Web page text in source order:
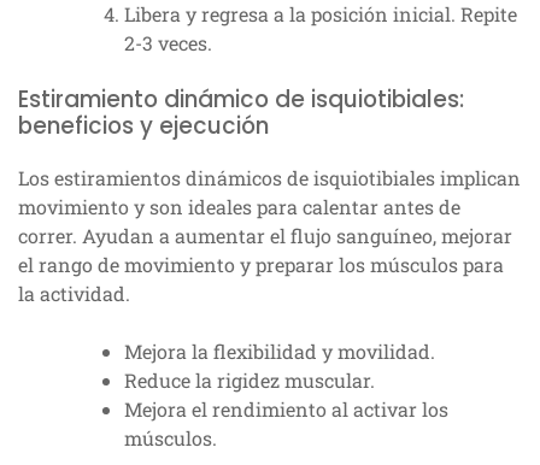
Libera y regresa a la posición inicial. Repite
2-3 veces.
Estiramiento dinámico de isquiotibiales:
beneficios y ejecución
Los estiramientos dinámicos de isquiotibiales implican
movimiento y son ideales para calentar antes de
correr. Ayudan a aumentar el flujo sanguíneo, mejorar
el rango de movimiento y preparar los músculos para
la actividad.
Mejora la flexibilidad y movilidad.
Reduce la rigidez muscular.
Mejora el rendimiento al activar los
músculos.